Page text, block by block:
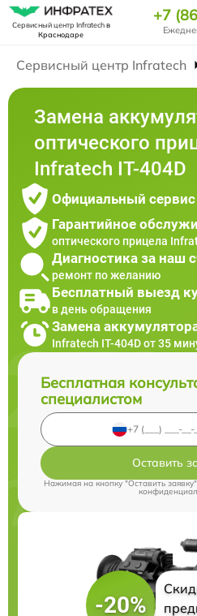
Сервисный центр Infratechв
Краснодаре
+7
Сервисный центр Infratech
Замена
оптического
Infratech IT-404D
Официальный сервис
Гарантийное
оптического прицела
Диагностика за наш
ремонт по желанию
Бесплатный выезд
в день обращения
Замена
Infratech IT-404D от 35
Бесплатная
специалистом
Оставить
Нажимая на кнопку "Оставить
-20%